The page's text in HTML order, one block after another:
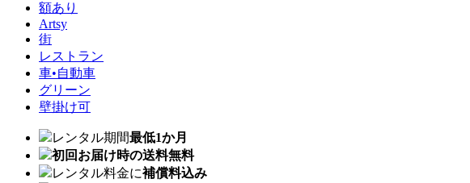
額あり
Artsy
街
レストラン
車•自動車
グリーン
壁掛け可
レンタル期間最低1か月
初回お届け時の送料無料
レンタル料金に補償料込み